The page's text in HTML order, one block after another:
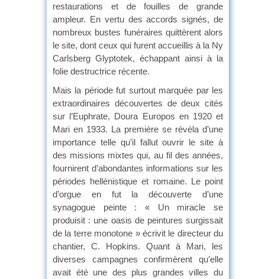
restaurations et de fouilles de grande
ampleur. En vertu des accords signés, de
nombreux bustes funéraires quittèrent alors
le site, dont ceux qui furent accueillis à la Ny
Carlsberg Glyptotek, échappant ainsi à la
folie destructrice récente.
Mais la période fut surtout marquée par les
extraordinaires découvertes de deux cités
sur l’Euphrate, Doura Europos en 1920 et
Mari en 1933. La première se révéla d’une
importance telle qu’il fallut ouvrir le site à
des missions mixtes qui, au fil des années,
fournirent d’abondantes informations sur les
périodes hellénistique et romaine. Le point
d’orgue en fut la découverte d’une
synagogue peinte : « Un miracle se
produisit : une oasis de peintures surgissait
de la terre monotone » écrivit le directeur du
chantier, C. Hopkins. Quant à Mari, les
diverses campagnes confirmèrent qu’elle
avait été une des plus grandes villes du